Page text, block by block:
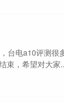
台电a10评测很
束，希望对大家